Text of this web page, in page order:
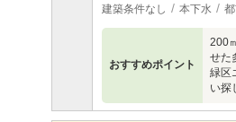
建築条件なし 本下水
おすすめポイント
200
せた
緑区
い探